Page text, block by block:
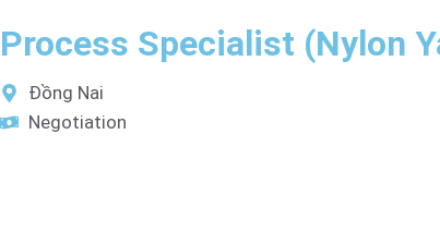
Process Specialist (Nylon
Đồng Nai
Negotiation